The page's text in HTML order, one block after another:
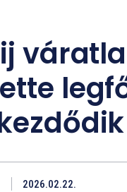
2026.02.22.